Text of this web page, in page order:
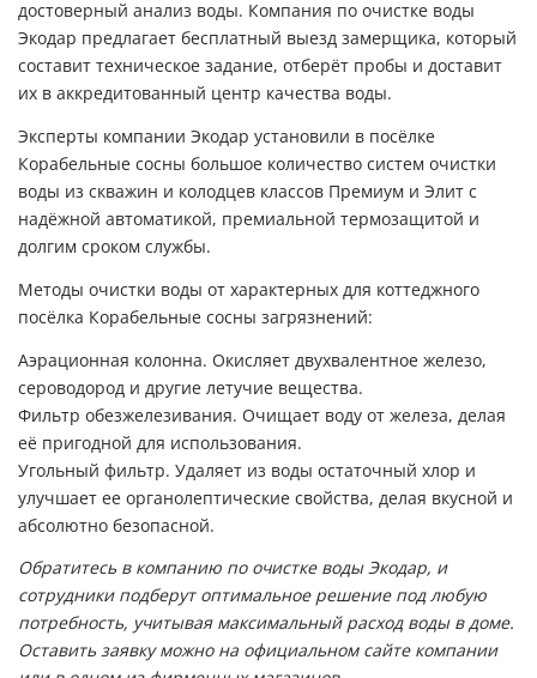
достоверный анализ воды. Компания по очистке воды
Экодар предлагает бесплатный выезд замерщика, который
составит техническое задание, отберёт пробы и доставит
их в аккредитованный центр качества воды.
Эксперты компании Экодар установили в посёлке
Корабельные сосны большое количество систем очистки
воды из скважин и колодцев классов Премиум и Элит с
надёжной автоматикой, премиальной термозащитой и
долгим сроком службы.
Методы очистки воды от характерных для коттеджного
посёлка Корабельные сосны загрязнений:
Аэрационная колонна. Окисляет двухвалентное железо,
сероводород и другие летучие вещества.
Фильтр обезжелезивания. Очищает воду от железа, делая
её пригодной для использования.
Угольный фильтр. Удаляет из воды остаточный хлор и
улучшает ее органолептические свойства, делая вкусной и
абсолютно безопасной.
Обратитесь в компанию по очистке воды Экодар, и
сотрудники подберут оптимальное решение под любую
потребность, учитывая максимальный расход воды в доме.
Оставить заявку можно на официальном сайте компании